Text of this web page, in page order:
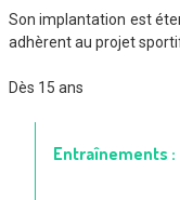
Son implantation est
adhèrent au projet
Dès 15 ans
Entraînements :